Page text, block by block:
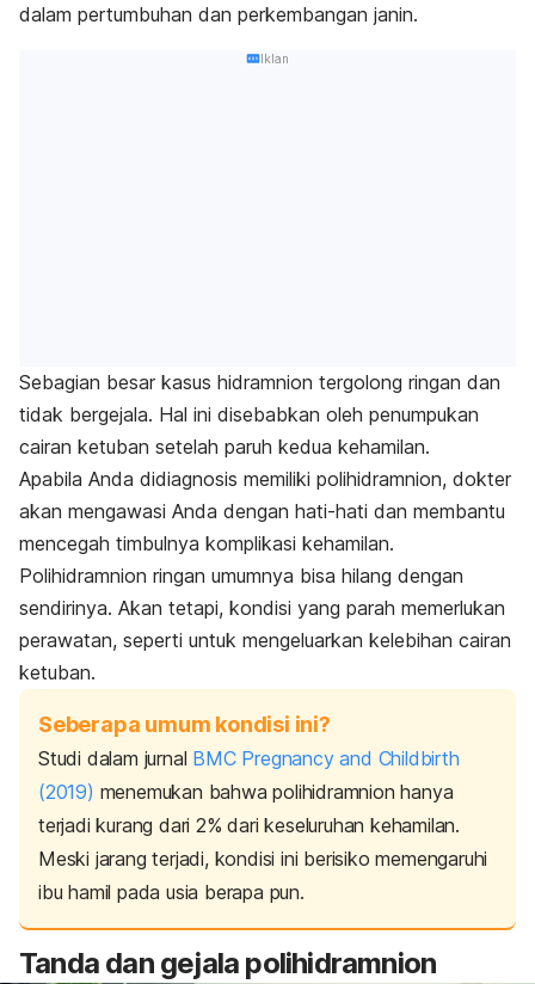
dalam pertumbuhan dan perkembangan janin.
Iklan
Sebagian besar kasus hidramnion tergolong ringan dan
tidak bergejala. Hal ini disebabkan oleh penumpukan
cairan ketuban setelah paruh kedua kehamilan.
Apabila Anda didiagnosis memiliki polihidramnion, dokter
akan mengawasi Anda dengan hati-hati dan membantu
mencegah timbulnya komplikasi kehamilan.
Polihidramnion ringan umumnya bisa hilang dengan
sendirinya. Akan tetapi, kondisi yang parah memerlukan
perawatan, seperti untuk mengeluarkan kelebihan cairan
ketuban.
Seberapa umum kondisi ini?
Studi dalam jurnal BMC Pregnancy and Childbirth
(2019) menemukan bahwa polihidramnion hanya
terjadi kurang dari 2% dari keseluruhan kehamilan.
Meski jarang terjadi, kondisi ini berisiko memengaruhi
ibu hamil pada usia berapa pun.
Tanda dan gejala polihidramnion